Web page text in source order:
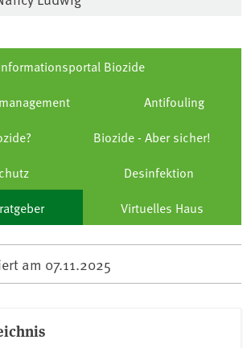
Biozide
Antifouling
Biozide - Aber sicher!
Desinfektion
Virtuelles Haus
am 07.11.2025